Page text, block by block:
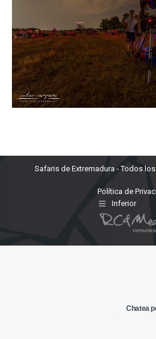
Safaris de Extremadura - Todos
Política de
Inferior
Chatea